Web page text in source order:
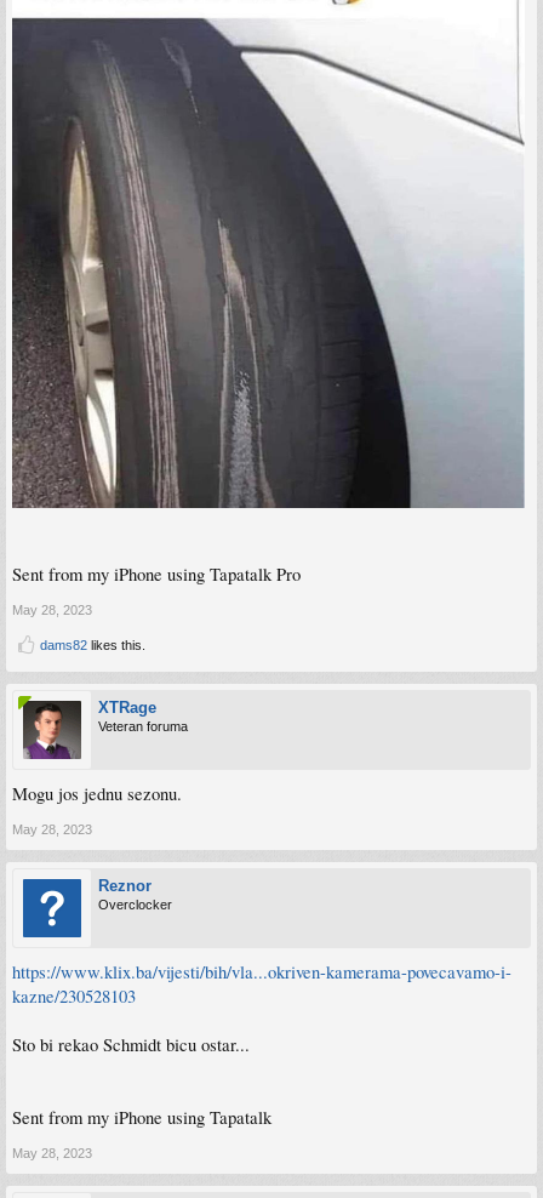
Sent from my iPhone using Tapatalk Pro
May 28, 2023
dams82 likes this.
XTRage
Veteran foruma
Mogu jos jednu sezonu.
May 28, 2023
Reznor
Overclocker
https://www.klix.ba/vijesti/bih/vla...okriven-kamerama-povecavamo-i-
kazne/230528103
Sto bi rekao Schmidt bicu ostar...
Sent from my iPhone using Tapatalk
May 28, 2023